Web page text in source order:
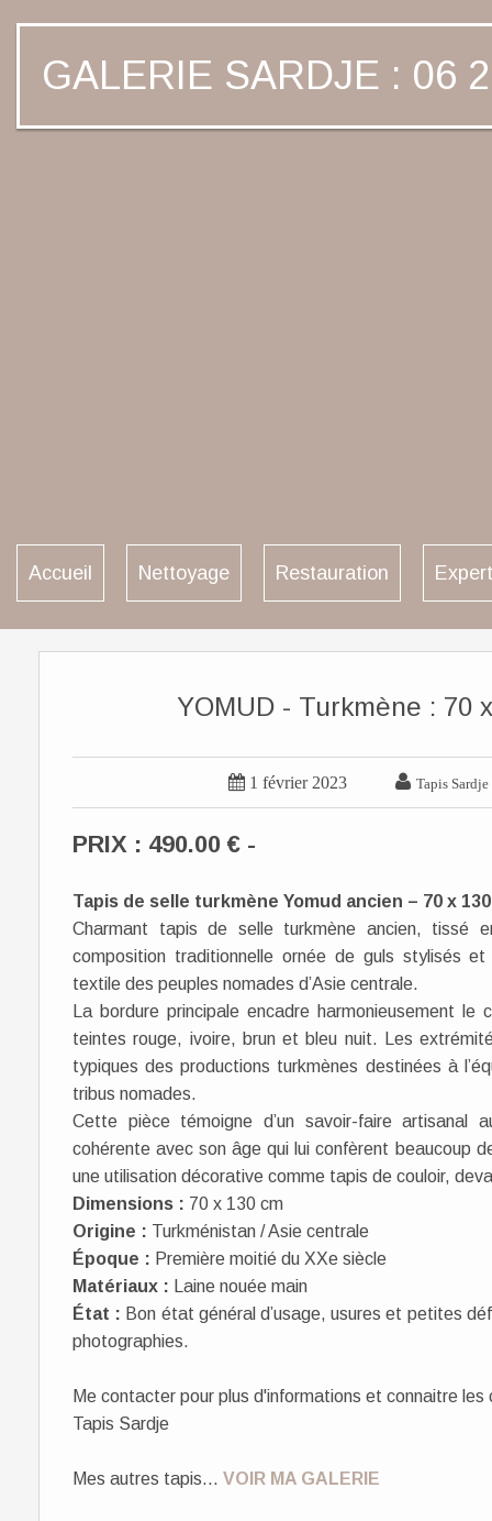
GALERIE SARDJE : 06
Accueil Nettoyage Restauration
YOMUD - Turkmène : 70
 1 février 2023  Tapis Sardje
PRIX : 490.00 € -
Tapis de selle turkmène Yomud ancien – 70 x
Charmant tapis de selle turkmène ancien, tissé
composition traditionnelle ornée de guls stylisés
textile des peuples nomades d’Asie centrale.
La bordure principale encadre harmonieusement
teintes rouge, ivoire, brun et bleu nuit. Les
typiques des productions turkmènes destinées à
tribus nomades.
Cette pièce témoigne d’un savoir-faire artisanal
cohérente avec son âge qui lui confèrent beaucoup
une utilisation décorative comme tapis de couloir,
Dimensions : 70 x 130 cm
Origine : Turkménistan / Asie centrale
Époque : Première moitié du XXe siècle
Matériaux : Laine nouée main
État : Bon état général d’usage, usures et petites
photographies.
Me contacter pour plus d'informations et connaitre
Tapis Sardje
Mes autres tapis... VOIR MA GALERIE